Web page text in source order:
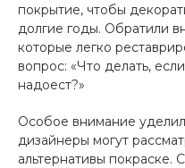
покрытие, чтобы
долгие годы. Обратили
которые легко
вопрос: «Что делать,
надоест?»
Особое внимание
дизайнеры могут
альтернативы покраске.